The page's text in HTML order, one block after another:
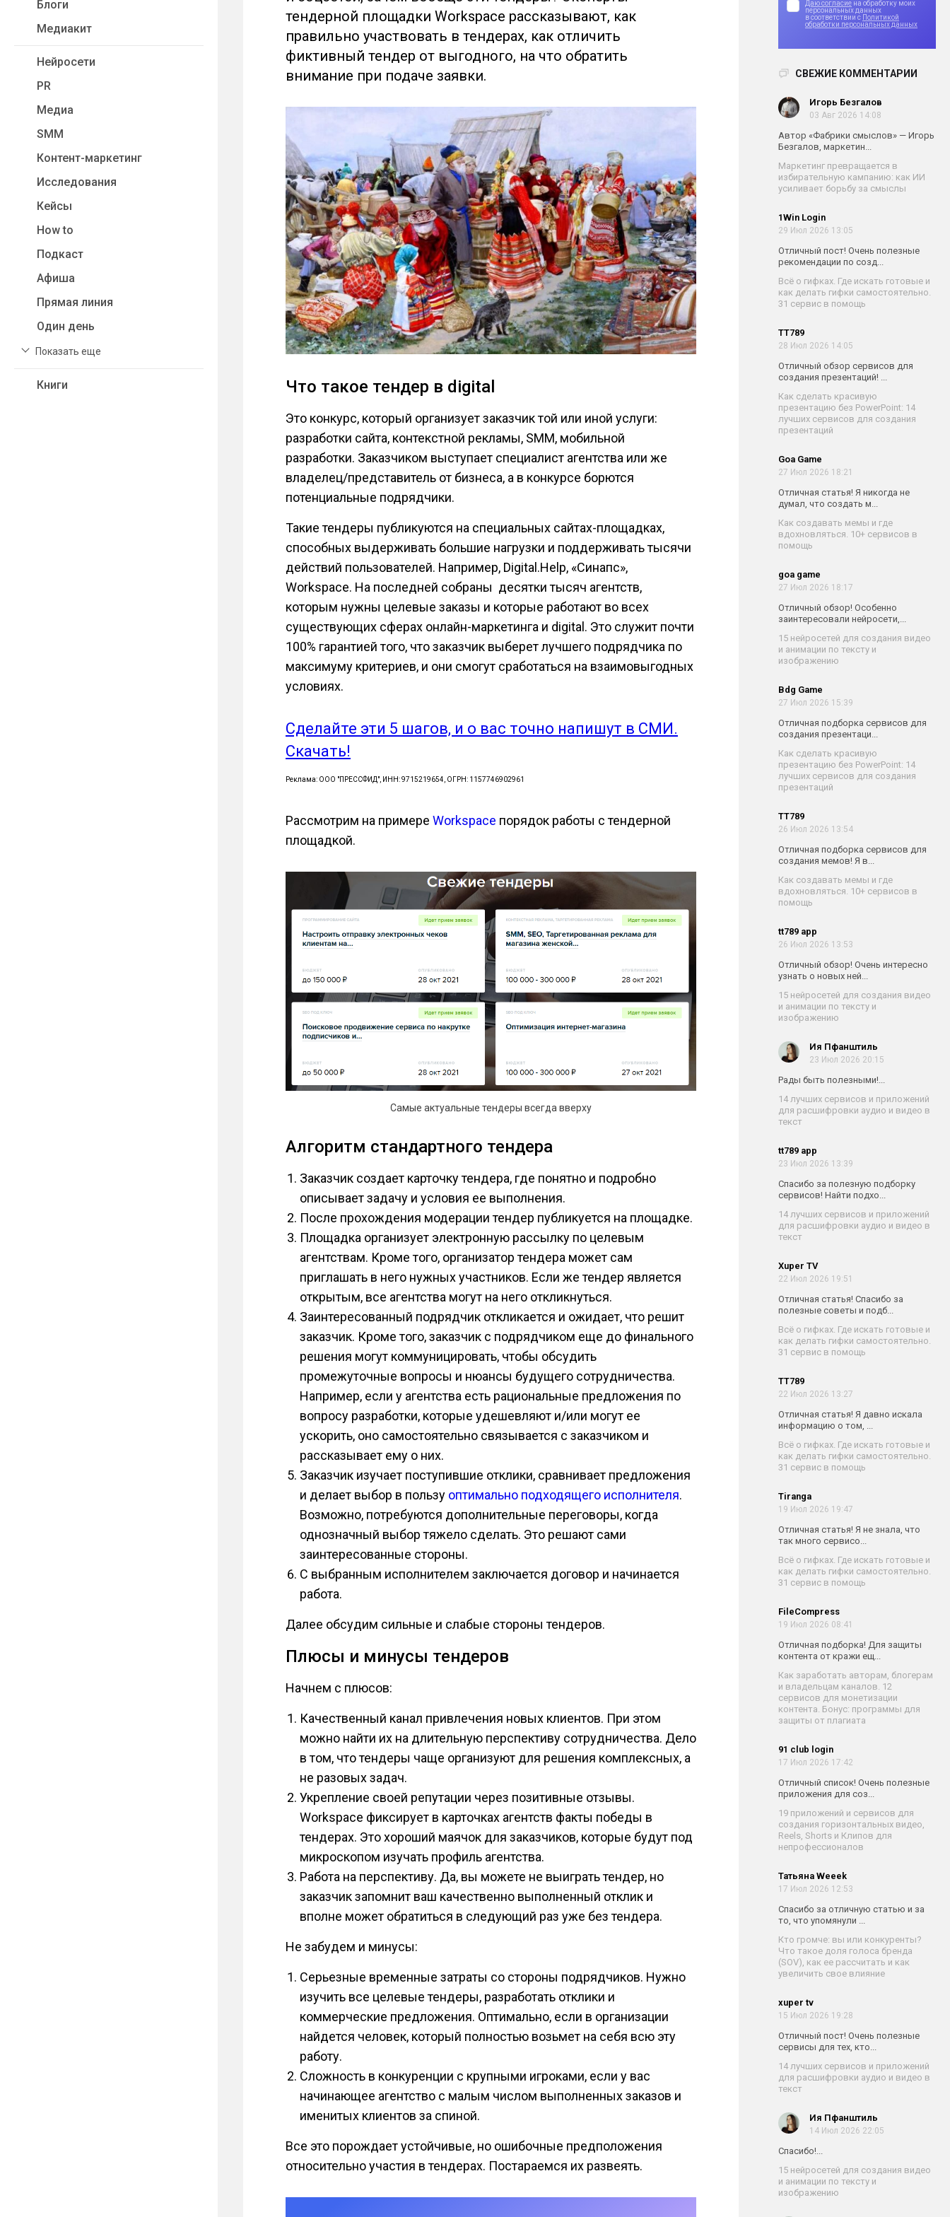
Блоги
Медиакит
Нейросети
PR
Медиа
SMM
Контент-маркетинг
Исследования
Кейсы
How to
Подкаст
Афиша
Прямая линия
Один день
Показать еще
Книги
Даю согласие на обработку моих
персональных данных
в соответствии с Политикой
обработки персональных данных
СВЕЖИЕ КОММЕНТАРИИ
Игорь Безгалов
03 Авг 2026 14:08
Автор «Фабрики смыслов» — Игорь
Безгалов, маркетин...
Маркетинг превращается в
избирательную кампанию: как ИИ
усиливает борьбу за смыслы
1Win Login
29 Июл 2026 13:05
Отличный пост! Очень полезные
рекомендации по созд...
Всё о гифках. Где искать готовые и
как делать гифки самостоятельно.
31 сервис в помощь
TT789
28 Июл 2026 14:05
Отличный обзор сервисов для
создания презентаций! ...
Как сделать красивую
презентацию без PowerPoint: 14
лучших сервисов для создания
презентаций
Goa Game
27 Июл 2026 18:21
Отличная статья! Я никогда не
думал, что создать м...
Как создавать мемы и где
вдохновляться. 10+ сервисов в
помощь
goa game
27 Июл 2026 18:17
Отличный обзор! Особенно
заинтересовали нейросети,...
15 нейросетей для создания видео
и анимации по тексту и
изображению
Bdg Game
27 Июл 2026 15:39
Отличная подборка сервисов для
создания презентаци...
Как сделать красивую
презентацию без PowerPoint: 14
лучших сервисов для создания
презентаций
TT789
26 Июл 2026 13:54
Отличная подборка сервисов для
создания мемов! Я в...
Как создавать мемы и где
вдохновляться. 10+ сервисов в
помощь
tt789 app
26 Июл 2026 13:53
Отличный обзор! Очень интересно
узнать о новых ней...
15 нейросетей для создания видео
и анимации по тексту и
изображению
Ия Пфанштиль
23 Июл 2026 20:15
Рады быть полезными!...
14 лучших сервисов и приложений
для расшифровки аудио и видео в
текст
tt789 app
23 Июл 2026 13:39
Спасибо за полезную подборку
сервисов! Найти подхо...
14 лучших сервисов и приложений
для расшифровки аудио и видео в
текст
Xuper TV
22 Июл 2026 19:51
Отличная статья! Спасибо за
полезные советы и подб...
Всё о гифках. Где искать готовые и
как делать гифки самостоятельно.
31 сервис в помощь
TT789
22 Июл 2026 13:27
Отличная статья! Я давно искала
информацию о том, ...
Всё о гифках. Где искать готовые и
как делать гифки самостоятельно.
31 сервис в помощь
Tiranga
19 Июл 2026 19:47
Отличная статья! Я не знала, что
так много сервисо...
Всё о гифках. Где искать готовые и
как делать гифки самостоятельно.
31 сервис в помощь
FileCompress
19 Июл 2026 08:41
Отличная подборка! Для защиты
контента от кражи ещ...
Как заработать авторам, блогерам
и владельцам каналов. 12
сервисов для монетизации
контента. Бонус: программы для
защиты от плагиата
91 club login
17 Июл 2026 17:42
Отличный список! Очень полезные
приложения для соз...
19 приложений и сервисов для
создания горизонтальных видео,
Reels, Shorts и Клипов для
непрофессионалов
Татьяна Weeek
17 Июл 2026 12:53
Спасибо за отличную статью и за
то, что упомянули ...
Кто громче: вы или конкуренты?
Что такое доля голоса бренда
(SOV), как ее рассчитать и как
увеличить свое влияние
xuper tv
15 Июл 2026 19:28
Отличный пост! Очень полезные
сервисы для тех, кто...
14 лучших сервисов и приложений
для расшифровки аудио и видео в
текст
Ия Пфанштиль
14 Июл 2026 22:05
Спасибо!...
15 нейросетей для создания видео
и анимации по тексту и
изображению
тендерной площадки Workspace рассказывают, как
правильно участвовать в тендерах, как отличить
фиктивный тендер от выгодного, на что обратить
внимание при подаче заявки.
Что такое тендер в digital
Это конкурс, который организует заказчик той или иной услуги:
разработки сайта, контекстной рекламы, SMM, мобильной
разработки. Заказчиком выступает специалист агентства или же
владелец/представитель от бизнеса, а в конкурсе борются
потенциальные подрядчики.
Такие тендеры публикуются на специальных сайтах-площадках,
способных выдерживать большие нагрузки и поддерживать тысячи
действий пользователей. Например, Digital.Help, «Синапс»,
Workspace. На последней собраны десятки тысяч агентств,
которым нужны целевые заказы и которые работают во всех
существующих сферах онлайн-маркетинга и digital. Это служит почти
100% гарантией того, что заказчик выберет лучшего подрядчика по
максимуму критериев, и они смогут сработаться на взаимовыгодных
условиях.
Сделайте эти 5 шагов, и о вас точно напишут в СМИ.
Скачать!
Реклама: ООО "ПРЕССФИД", ИНН: 9715219654, ОГРН: 1157746902961
Рассмотрим на примере Workspace порядок работы с тендерной
площадкой.
Самые актуальные тендеры всегда вверху
Алгоритм стандартного тендера
Заказчик создает карточку тендера, где понятно и подробно
описывает задачу и условия ее выполнения.
После прохождения модерации тендер публикуется на площадке.
Площадка организует электронную рассылку по целевым
агентствам. Кроме того, организатор тендера может сам
приглашать в него нужных участников. Если же тендер является
открытым, все агентства могут на него откликнуться.
Заинтересованный подрядчик откликается и ожидает, что решит
заказчик. Кроме того, заказчик с подрядчиком еще до финального
решения могут коммуницировать, чтобы обсудить
промежуточные вопросы и нюансы будущего сотрудничества.
Например, если у агентства есть рациональные предложения по
вопросу разработки, которые удешевляют и/или могут ее
ускорить, оно самостоятельно связывается с заказчиком и
рассказывает ему о них.
Заказчик изучает поступившие отклики, сравнивает предложения
и делает выбор в пользу оптимально подходящего исполнителя.
Возможно, потребуются дополнительные переговоры, когда
однозначный выбор тяжело сделать. Это решают сами
заинтересованные стороны.
С выбранным исполнителем заключается договор и начинается
работа.
Далее обсудим сильные и слабые стороны тендеров.
Плюсы и минусы тендеров
Начнем с плюсов:
Качественный канал привлечения новых клиентов. При этом
можно найти их на длительную перспективу сотрудничества. Дело
в том, что тендеры чаще организуют для решения комплексных, а
не разовых задач.
Укрепление своей репутации через позитивные отзывы.
Workspace фиксирует в карточках агентств факты победы в
тендерах. Это хороший маячок для заказчиков, которые будут под
микроскопом изучать профиль агентства.
Работа на перспективу. Да, вы можете не выиграть тендер, но
заказчик запомнит ваш качественно выполненный отклик и
вполне может обратиться в следующий раз уже без тендера.
Не забудем и минусы:
Серьезные временные затраты со стороны подрядчиков. Нужно
изучить все целевые тендеры, разработать отклики и
коммерческие предложения. Оптимально, если в организации
найдется человек, который полностью возьмет на себя всю эту
работу.
Сложность в конкуренции с крупными игроками, если у вас
начинающее агентство с малым числом выполненных заказов и
именитых клиентов за спиной.
Все это порождает устойчивые, но ошибочные предположения
относительно участия в тендерах. Постараемся их развеять.